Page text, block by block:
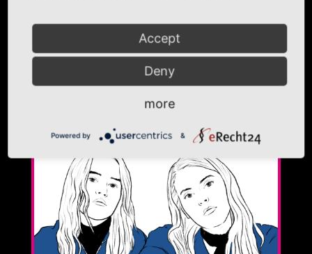
nach Lust und...
Accept
Deny
more
Powered by &